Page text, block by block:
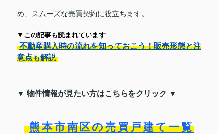
め、スムーズな売買契約に役立ちます。
▼この記事も読まれています
不動産購入時の流れを知っておこう！販売形態と注
意点も解説
▼ 物件情報が見たい方はこちらをクリック ▼
熊本市南区の売買戸建て一覧